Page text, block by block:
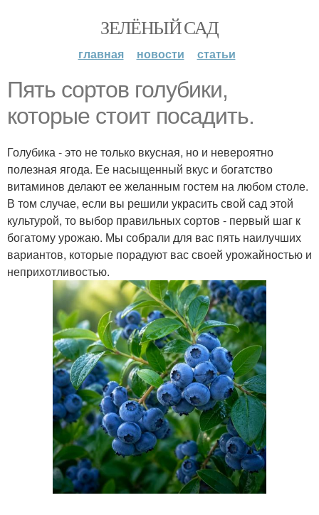
ЗЕЛЁНЫЙ САД
главная новости статьи
Пять сортов голубики,
которые стоит посадить.
Голубика - это не только вкусная, но и невероятно
полезная ягода. Ее насыщенный вкус и богатство
витаминов делают ее желанным гостем на любом столе.
В том случае, если вы решили украсить свой сад этой
культурой, то выбор правильных сортов - первый шаг к
богатому урожаю. Мы собрали для вас пять наилучших
вариантов, которые порадуют вас своей урожайностью и
неприхотливостью.